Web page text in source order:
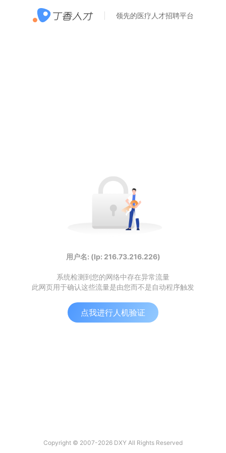
领先的医疗人才招聘平台
用户名: (Ip: 216.73.216.226)
系统检测到您的网络中存在异常流量
此网页用于确认这些流量是由您而不是自动程序触发
点我进行人机验证
Copyright © 2007-2026 DXY All Rights Reserved